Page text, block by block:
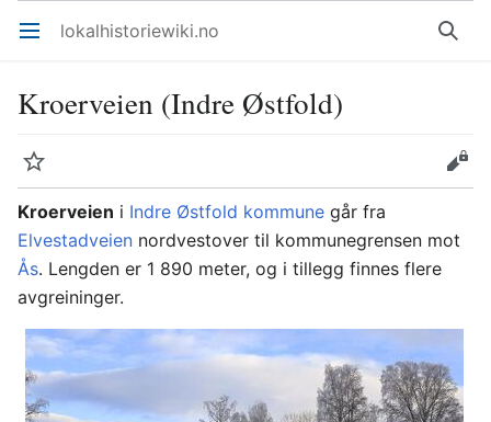
Åpne hovedmenyen lokalhistoriewiki.no Søk
Kroerveien (Indre Østfold)
Overvåk
Rediger
Kroerveien i Indre Østfold kommune går fra
Elvestadveien nordvestover til kommunegrensen mot
Ås. Lengden er 1 890 meter, og i tillegg finnes flere
avgreininger.